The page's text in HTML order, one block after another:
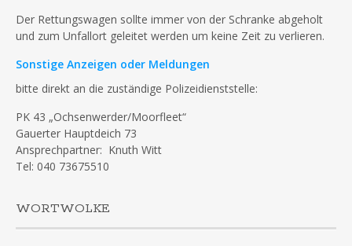
Der Rettungswagen sollte immer von der Schranke abgeholt
und zum Unfallort geleitet werden um keine Zeit zu verlieren.
Sonstige Anzeigen oder Meldungen
bitte direkt an die zuständige Polizeidienststelle:
PK 43 „Ochsenwerder/Moorfleet“
Gauerter Hauptdeich 73
Ansprechpartner: Knuth Witt
Tel: 040 73675510
WORTWOLKE